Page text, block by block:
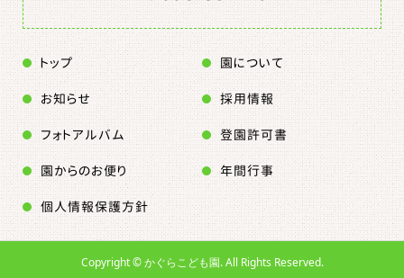
トップ 園について
園からのお便り
お知らせ 採用情報
年間行事
フォトアルバム 登園許可書
個人情報保護方針
Copyright ©かぐらこども園. All Rights Reserved.